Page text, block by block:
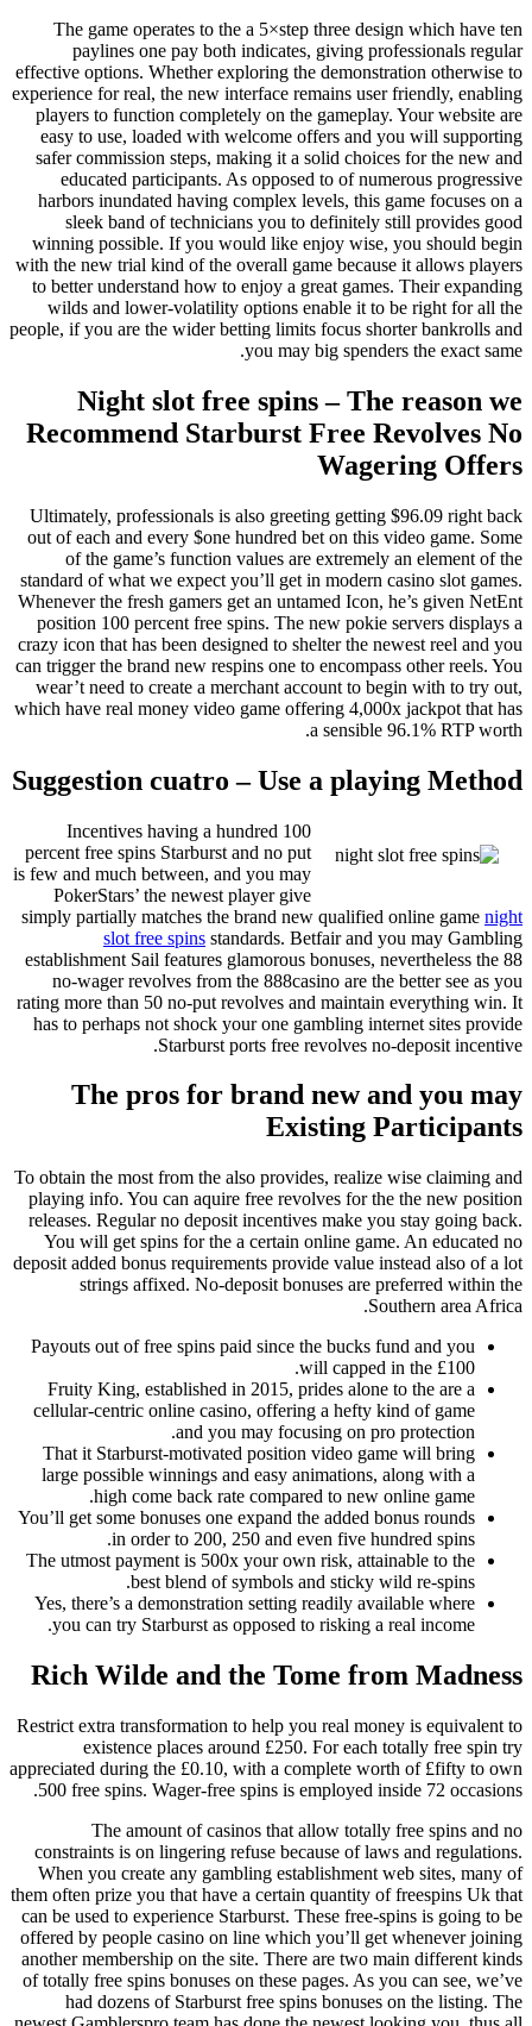
The game operates to the a 5×step three design which
paylines one pay both indicates, giving
effective options. Whether exploring the demonstration
experience for real, the new interface remains user friendly,
players to function completely on the gameplay. Your
easy to use, loaded with welcome offers and you will
safer commission steps, making it a solid choices for the
educated participants. As opposed to of numerous
harbors inundated having complex levels, this game
sleek band of technicians you to definitely still
winning possible. If you would like enjoy wise, you
with the new trial kind of the overall game because it
to better understand how to enjoy a great games. Their
wilds and lower-volatility options enable it to be right
people, if you are the wider betting limits focus shorter
you may big spenders the
Night slot free spins – The
Recommend Starburst Free
Wagering
Ultimately, professionals is also greeting getting $96.09
out of each and every $one hundred bet on this video
of the game’s function values are extremely an
standard of what we expect you’ll get in modern casino
Whenever the fresh gamers get an untamed Icon, he’s
position 100 percent free spins. The new pokie servers
crazy icon that has been designed to shelter the newest
can trigger the brand new respins one to encompass other
wear’t need to create a merchant account to begin with
which have real money video game offering 4,000x
a sensible 96.1%
Suggestion cuatro – Use a playing
Incentives having a hundred 100
percent free spins Starburst and no put
is few and much between, and you may
PokerStars’ the newest player give
simply partially matches the brand new qualified online
slot free spinsstandards. Betfair and you may
establishment Sail features glamorous bonuses,
no-wager revolves from the 888casino are the better
rating more than 50 no-put revolves and maintain
has to perhaps not shock your one gambling internet
Starburst ports free revolves no-deposit
The pros for brand new and
Existing
To obtain the most from the also provides, realize wise
playing info. You can aquire free revolves for the the
releases. Regular no deposit incentives make you stay
You will get spins for the a certain online game. An
deposit added bonus requirements provide value instead
strings affixed. No-deposit bonuses are preferred
Southern
Payouts out of free spins paid since the bucks fund and
will capped in the
Fruity King, established in 2015, prides alone to the
cellular-centric online casino, offering a hefty kind of
and you may focusing on pro
That it Starburst-motivated position video game will
large possible winnings and easy animations, along
high come back rate compared to new online
You’ll get some bonuses one expand the added bonus
in order to 200, 250 and even five hundred
The utmost payment is 500x your own risk, attainable to
best blend of symbols and sticky wild re-
Yes, there’s a demonstration setting readily available
you can try Starburst as opposed to risking a real
Rich Wilde and the Tome from
Restrict extra transformation to help you real money is
existence places around £250. For each totally
appreciated during the £0.10, with a complete worth of
500 free spins. Wager-free spins is employed inside 72
The amount of casinos that allow totally free
constraints is on lingering refuse because of laws and
When you create any gambling establishment web
them often prize you that have a certain quantity of
can be used to experience Starburst. These free-spins is
offered by people casino on line which you’ll get
another membership on the site. There are two main
of totally free spins bonuses on these pages. As you can
had dozens of Starburst free spins bonuses on the